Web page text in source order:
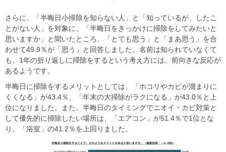
さらに、「半晦日小掃除を知らない人」と「知っているが、したこ
とがない人」を対象に、「半晦日をきっかけに掃除をしてみたいと
思いますか」と聞いたところ、「とても思う」と「まあ思う」を合
わせて49.9％が「思う」と回答しました。名前は知られていなくて
も、1年の折り返しに掃除をするという考え方には、前向きな反応が
あるようです。
半晦日に掃除をするメリットとしては、「ホコリやカビが溜まりに
くくなる」が43.4％、「年末の大掃除がラクになる」が43.0％と上
位になりました。また、半晦日のタイミングでニオイ・カビ対策と
して優先的に掃除したい場所は、「エアコン」が51.4％で1位とな
り、「浴室」の41.2％を上回りました。